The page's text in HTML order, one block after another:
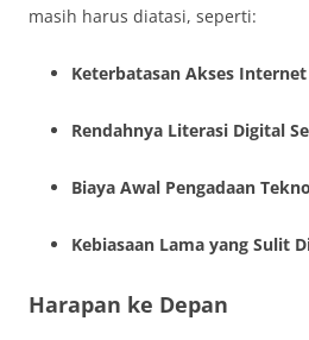
masih harus diatasi, seperti:
Keterbatasan Akses
Rendahnya Literasi Digital
Biaya Awal Pengadaan
Kebiasaan Lama yang Sulit
Harapan ke Depan